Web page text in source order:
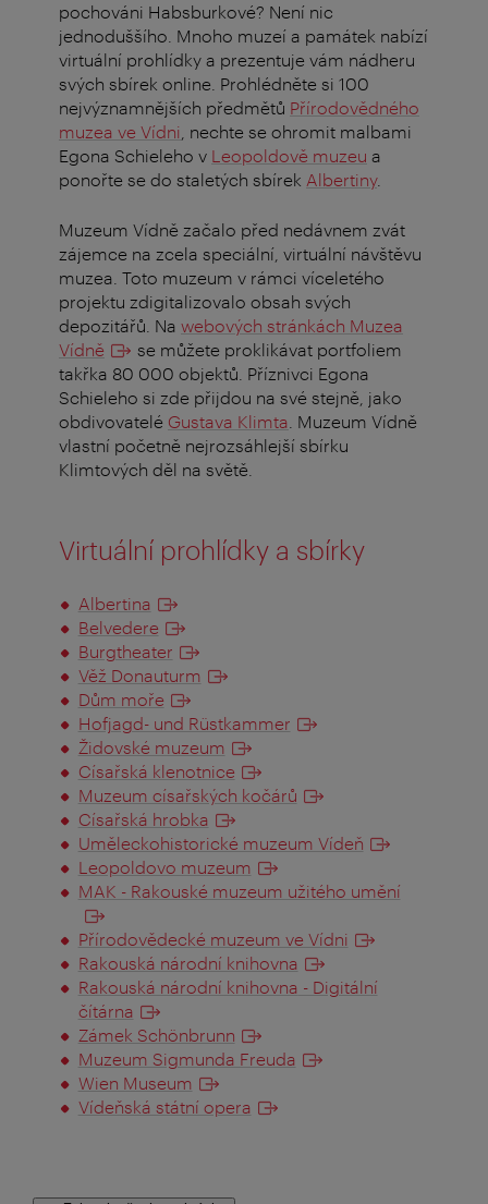
pochováni Habsburkové? Není nic
jednoduššího. Mnoho muzeí a památek nabízí
virtuální prohlídky a prezentuje vám nádheru
svých sbírek online. Prohlédněte si 100
nejvýznamnějších předmětů Přírodovědného
muzea ve Vídni , nechte se ohromit malbami
Egona Schieleho v Leopoldově muzeu a
ponořte se do staletých sbírek Albertiny.
Muzeum Vídně začalo před nedávnem zvát
zájemce na zcela speciální, virtuální návštěvu
muzea. Toto muzeum v rámci víceletého
projektu zdigitalizovalo obsah svých
depozitářů. Na webových stránkách Muzea
Vídně
se můžete proklikávat portfoliem
takřka 80 000 objektů. Příznivci Egona
Schieleho si zde přijdou na své stejně, jako
obdivovatelé Gustava Klimta . Muzeum Vídně
vlastní početně nejrozsáhlejší sbírku
Klimtových děl na světě.
Virtuální prohlídky a sbírky
Albertina
Belvedere
Burgtheater
Věž Donauturm
Dům moře
Hofjagd- und Rüstkammer
Židovské muzeum
Císařská klenotnice
Muzeum císařských kočárů
Císařská hrobka
Uměleckohistorické muzeum Vídeň
Leopoldovo muzeum
MAK - Rakouské muzeum užitého umění
Přírodovědecké muzeum ve Vídni
Rakouská národní knihovna
Rakouská národní knihovna - Digitální
čítárna
Zámek Schönbrunn
Muzeum Sigmunda Freuda
Wien Museum
Vídeňská státní opera